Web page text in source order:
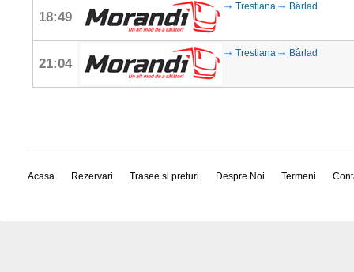
18:49
Trestiana Bârlad
21:04
Trestiana Bârlad
Acasa Rezervari Trasee si preturi Despre Noi Termeni